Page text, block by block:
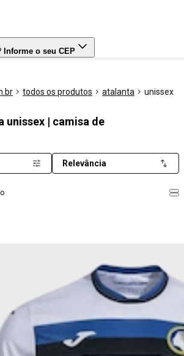
Informe o seu CEP
todos os produtos atalanta unissex
unissex | camisa de
Relevância